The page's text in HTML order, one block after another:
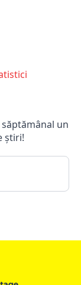
un
știri!